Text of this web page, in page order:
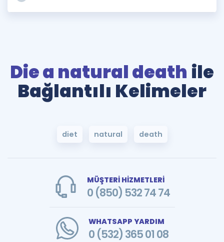
Die a natural death ile
Bağlantılı Kelimeler
diet natural death
MÜŞTERİ HİZMETLERİ
0 (850) 532 74 74
WHATSAPP YARDIM
0 (532) 365 01 08